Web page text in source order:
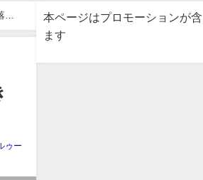
ゥー
本ページはプロモーションが
ます